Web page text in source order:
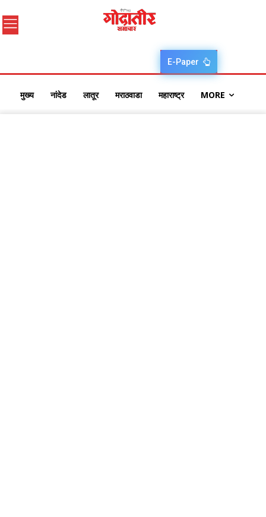
E-Paper
मुख्य नांदेड लातूर मराठवाडा महाराष्ट्र MORE